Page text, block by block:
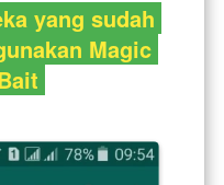
yang sudah
Magic